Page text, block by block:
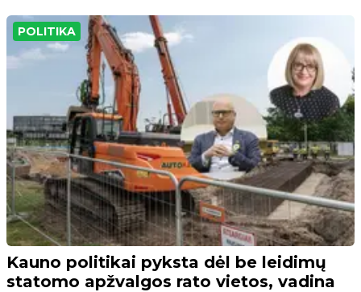
POLITIKA
Kauno politikai pyksta dėl be leidimų
statomo apžvalgos rato vietos, vadina